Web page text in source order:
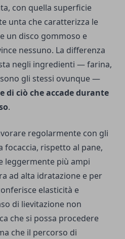
con quella superficie
unta che caratterizza le
un disco gommoso e
nessuno. La differenza
negli ingredienti — farina,
gli stessi ovunque —
di ciò che accade durante
.
regolarmente con gli
focaccia, rispetto al pane,
leggermente più ampi
ad alta idratazione e per
elasticità e
di lievitazione non
che si possa procedere
che il percorso di